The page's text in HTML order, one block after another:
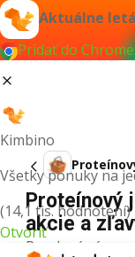
Aktuálne
Pridať do
Kimbino
Všetky ponuky na
(14,1 tis. hodnotení)
Otvoriť
Proteínový
akcie a
Pre daný výraz